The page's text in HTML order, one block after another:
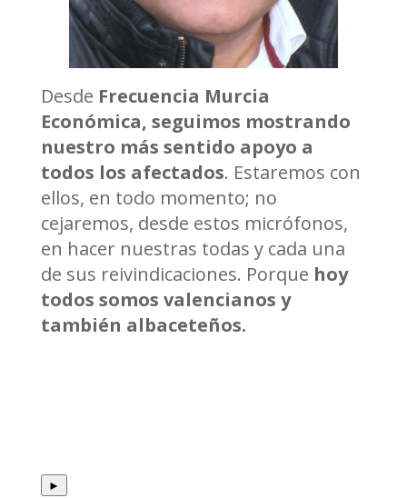
Desde Frecuencia Murcia
Económica, seguimos mostrando
nuestro más sentido apoyo a
todos los afectados. Estaremos con
ellos, en todo momento; no
cejaremos, desde estos micrófonos,
en hacer nuestras todas y cada una
de sus reivindicaciones. Porque hoy
todos somos valencianos y
también albaceteños.
►